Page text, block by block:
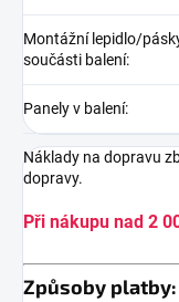
Montážní lepidlo/
součásti balení:
Panely v balení:
Náklady na dopravu
dopravy.
Při nákupu nad 2
Způsoby platby: